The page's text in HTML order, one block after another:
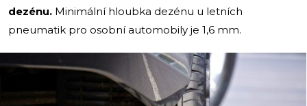
dezénu. Minimální hloubka dezénu u letních
pneumatik pro osobní automobily je 1,6 mm.